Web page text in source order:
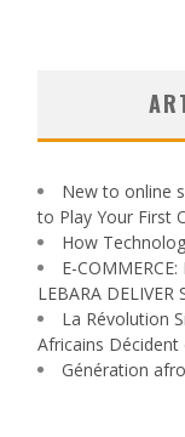
New to online
to Play Your First
How
E-
LEBARA DELIVER
La Révolution
Africains Décident
Génération